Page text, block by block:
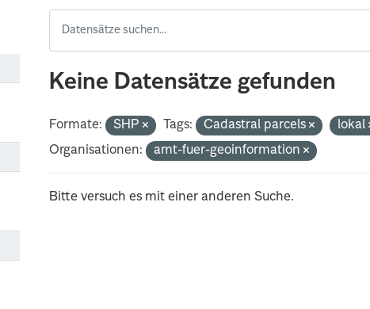
Keine Datensätze gefunden
Formate: SHP Tags: Cadastral parcels
lokal
Organisationen:
amt-fuer-geoinformation
Bitte versuch es mit einer anderen Suche.